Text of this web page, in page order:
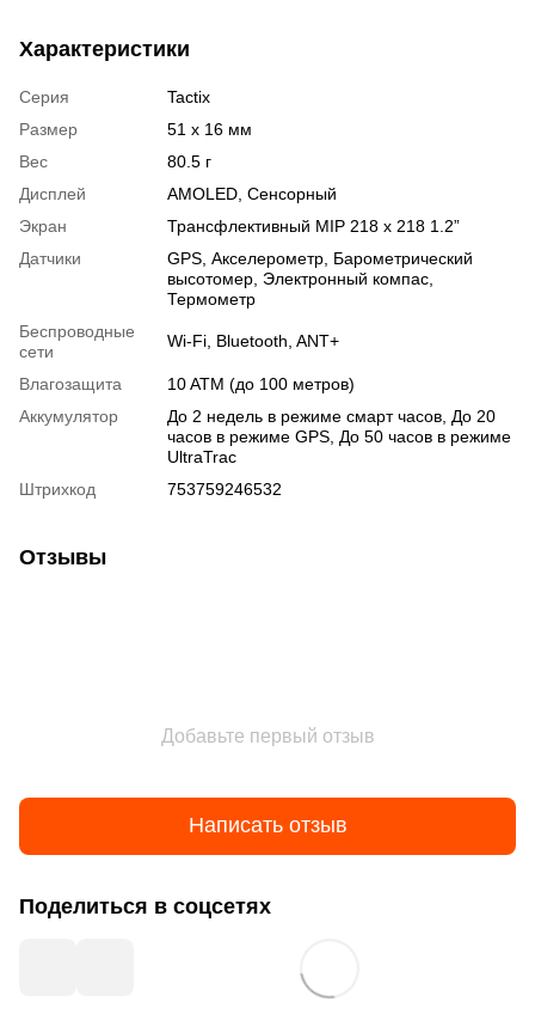
Характеристики
Серия
Tactix
Размер
51 x 16 мм
Вес
80.5 г
Дисплей
AMOLED Сенсорный
Экран
Трансфлективный MIP 218 x 218 1.2”
Датчики
GPS Акселерометр Барометрический
высотомер Электронный компас
Термометр
Беспроводные
сети
Wi-Fi Bluetooth ANT+
Влагозащита
10 ATM (до 100 метров)
Аккумулятор
До 2 недель в режиме смарт часов, До 20
часов в режиме GPS, До 50 часов в режиме
UltraTrac
Штрихкод
753759246532
Отзывы
Добавьте первый отзыв
Написать отзыв
Поделиться в соцсетях